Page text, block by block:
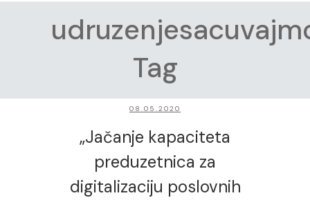
Tag
08.05.2020
„Jačanje kapaciteta
preduzetnica za
digitalizaciju poslovnih